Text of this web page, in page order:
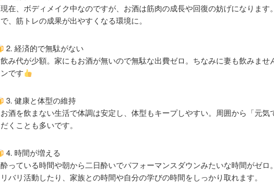
現在、ボディメイク中なのですが、お酒は筋肉の成長や回復の妨げになります
で、筋トレの成果が出やすくなる環境に。
2. 経済的で無駄がない
飲み代が少額。家にもお酒が無いので無駄な出費ゼロ。ちなみに妻も飲みませ
ンです
3. 健康と体型の維持
お酒を飲まない生活で体調は安定し、体型もキープしやすい。周囲から「元気
だくことも多いです。
4. 時間が増える
酔っている時間や朝から二日酔いでパフォーマンスダウンみたいな時間がゼロ
リバリ活動したり、家族との時間や自分の学びの時間をしっかり取れます。